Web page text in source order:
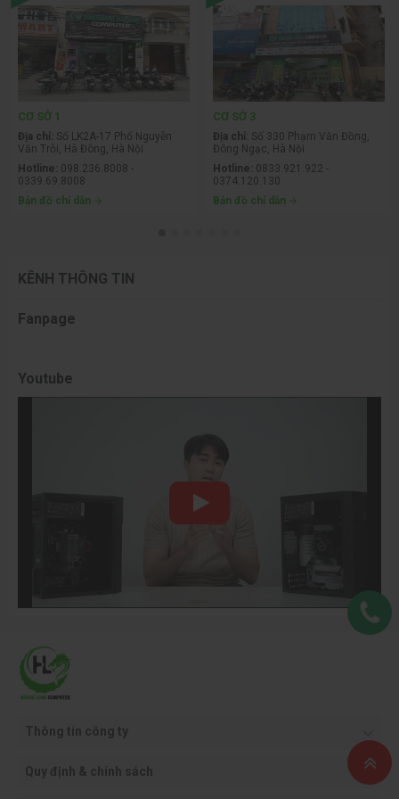
Tản nhiệt nước ASUS Prime LC 360 ARGB LCD
được trang bị
radiator 360mm cùng thiết kế mạnh mẽ giúp duy trì nhiệt độ
CPU luôn ổn định. Màn hình LCD tích hợp cho phép hiển thị
thông số hoặc hình ảnh tùy chỉnh, tăng tính hiện đại cho hệ
thống. Khả năng tản nhiệt tốt giúp CPU duy trì hiệu suất cao
trong thời gian dài, đặc biệt khi chơi game hoặc render ở mức
tải cao. Hệ thống LED ARGB đồng bộ tạo điểm nhấn thẩm mỹ
nổi bật cho bộ máy.
RAM GEIL SPEAR V DDR5 16GB BUS 6400 BLACK
chọn nâng cấp hiệu năng mạnh mẽ dành cho game thủ, người
làm đồ họa và những ai muốn tối ưu tốc độ xử lý của hệ thống
PC đời mới. Với chuẩn DDR5 cùng xung nhịp 6400MHz, thanh
RAM mang lại băng thông vượt trội, giảm độ trễ và cải thiện
mạnh mẽ, kết hợp tản nhiệt nhôm tối ưu giúp duy trì nhiệt độ
ổn định và đảm bảo hiệu suất bền bỉ khi hoạt động liên tục.
GEIL SPEAR V DDR5 16GB là lựa chọn lý tưởng để xây dựng
hoặc nâng cấp cấu hình PC hiệu năng cao, mang đến sự mượt
mà và ổn định vượt trội trong tầm giá.
CƠ SỞ 1
Địa chỉ: Số LK2A-17 Phố Nguyễn
Văn Trỗi, Hà Đông, Hà Nội
Hotline: 098.236.8008 -
0339.69.8008
Bản đồ chỉ dẫn
CƠ SỞ 3
Địa chỉ: Số 330 Phạm Văn Đồng,
Đông Ngạc, Hà Nội
Hotline: 0833.921.922 -
0374.120.130
Bản đồ chỉ dẫn
KÊNH THÔNG TIN
Fanpage
Youtube
Thông tin công ty
Quy định & chính sách